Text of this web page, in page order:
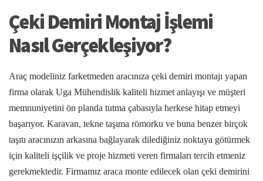
Çeki Demiri Montaj İşlemi
Nasıl Gerçekleşiyor?
Araç modeliniz farketmeden aracınıza çeki demiri montajı yapan
firma olarak Uga Mühendislik kaliteli hizmet anlayışı ve müşteri
memnuniyetini ön planda tutma çabasıyla herkese hitap etmeyi
başarıyor. Karavan, tekne taşıma römorku ve buna benzer birçok
taşıtı aracınızın arkasına bağlayarak dilediğiniz noktaya götürmek
için kaliteli işçilik ve proje hizmeti veren firmaları tercih etmeniz
gerekmektedir. Firmamız araca monte edilecek olan çeki demirini